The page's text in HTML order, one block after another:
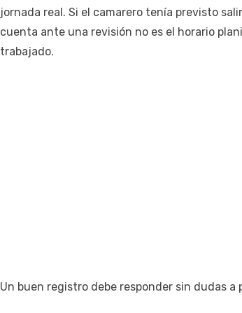
jornada real. Si el camarero tenía previsto
cuenta ante una revisión no es el horario
trabajado.
Un buen registro debe responder sin dudas